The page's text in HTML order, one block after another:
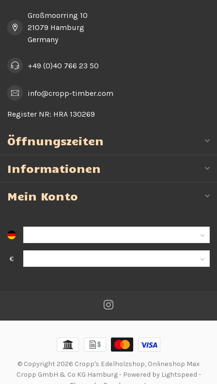
Großmoorring 10
21079 Hamburg
Germany
+49 (0)40 766 23 50
info@cropp-timber.com
Register NR: HRA 130269
Öffnungszeiten
Informationen
Mein Konto
€
© Copyright 2026 Cropp's Edelholzshop, Onlineshop Max
Cropp GmbH & Co KG Hamburg- Powered by Lightspeed -